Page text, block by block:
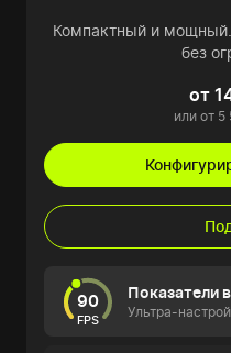
Компактный и
без
от
или от
90
FPS
Показатели
Ультра-